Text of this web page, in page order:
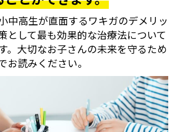
中高生が直面するワキガのデメリッ
として最も効果的な治療法について
。大切なお子さんの未来を守るため
お読みください。